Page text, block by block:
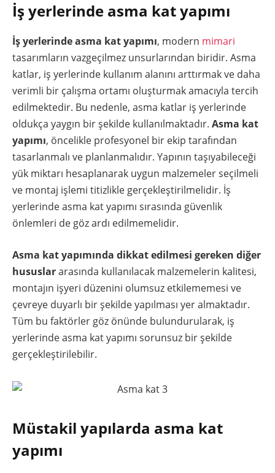
İş yerlerinde asma kat yapımı
İş yerlerinde asma kat yapımı, modern mimari
tasarımların vazgeçilmez unsurlarından biridir. Asma
katlar, iş yerlerinde kullanım alanını arttırmak ve daha
verimli bir çalışma ortamı oluşturmak amacıyla tercih
edilmektedir. Bu nedenle, asma katlar iş yerlerinde
oldukça yaygın bir şekilde kullanılmaktadır. Asma kat
yapımı, öncelikle profesyonel bir ekip tarafından
tasarlanmalı ve planlanmalıdır. Yapının taşıyabileceği
yük miktarı hesaplanarak uygun malzemeler seçilmeli
ve montaj işlemi titizlikle gerçekleştirilmelidir. İş
yerlerinde asma kat yapımı sırasında güvenlik
önlemleri de göz ardı edilmemelidir.
Asma kat yapımında dikkat edilmesi gereken diğer
hususlararasında kullanılacak malzemelerin kalitesi,
montajın işyeri düzenini olumsuz etkilememesi ve
çevreye duyarlı bir şekilde yapılması yer almaktadır.
Tüm bu faktörler göz önünde bulundurularak, iş
yerlerinde asma kat yapımı sorunsuz bir şekilde
gerçekleştirilebilir.
Müstakil yapılarda asma kat
yapımı